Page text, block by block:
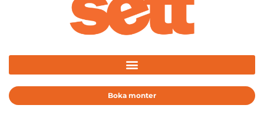
Boka monter